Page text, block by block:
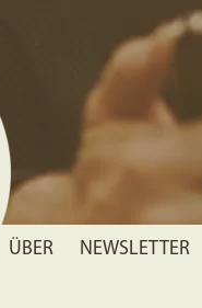
ÜBER NEWSLETTER